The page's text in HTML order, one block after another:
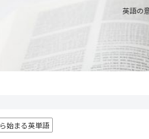
英語の
始まる英単語